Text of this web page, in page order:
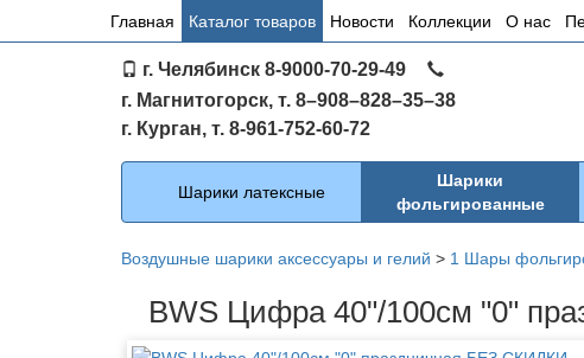
Основное
Главная Каталог товаров Новости Коллекции О нас
г. Челябинск 8-9000-70-29-49
г. Магнитогорск, т. 8–908–828–35–38
г. Курган, т. 8-961-752-60-72
Каталог
Шарики латексные
Шарики
фольгированные
Воздушные шарики аксессуары и гелий > 1 Шары
BWS Цифра 40"/100см "0"